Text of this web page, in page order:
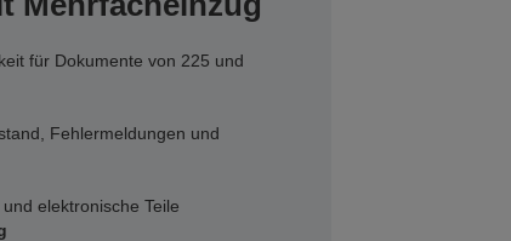
für Dokumente von 225 und
Fehlermeldungen und
elektronische Teile